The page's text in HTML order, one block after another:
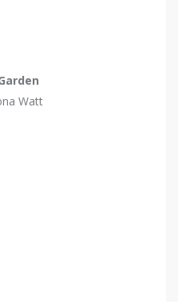
Watt